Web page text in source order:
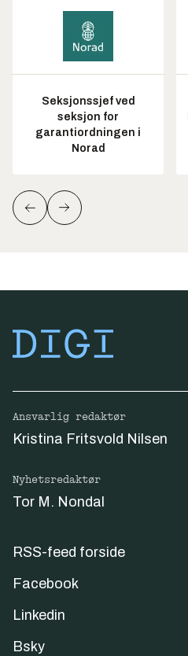
Seksjonssjef ved
seksjon for
garantiordningen i
Norad
Ansvarlig redaktør
Kristina Fritsvold Nilsen
Nyhetsredaktør
Tor M. Nondal
RSS-feed forside
Facebook
Linkedin
Bsky